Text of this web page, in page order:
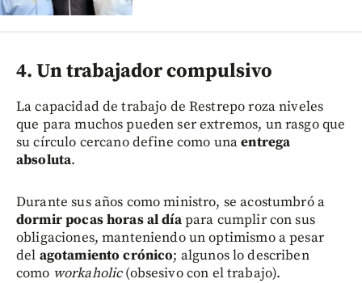
4. Un trabajador compulsivo
La capacidad de trabajo de Restrepo roza niveles
que para muchos pueden ser extremos, un rasgo que
su círculo cercano define como unaentrega
absoluta.
Durante sus años como ministro, se acostumbró a
dormir pocas horas al díapara cumplir con sus
obligaciones, manteniendo un optimismo a pesar
del agotamiento crónico; algunos lo describen
como workaholic(obsesivo con el trabajo).